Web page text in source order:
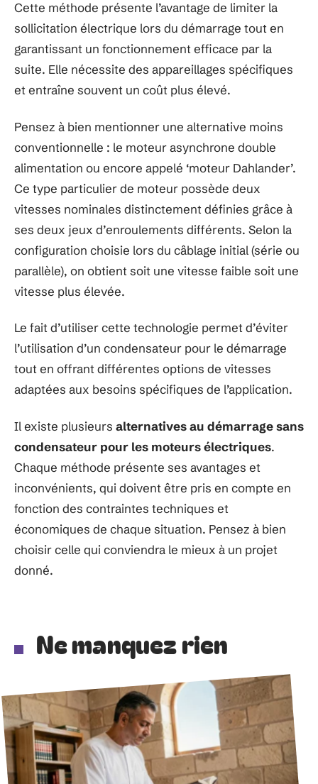
Cette méthode présente l’avantage de limiter la
sollicitation électrique lors du démarrage tout en
garantissant un fonctionnement efficace par la
suite. Elle nécessite des appareillages spécifiques
et entraîne souvent un coût plus élevé.
Pensez à bien mentionner une alternative moins
conventionnelle : le moteur asynchrone double
alimentation ou encore appelé ‘moteur Dahlander’.
Ce type particulier de moteur possède deux
vitesses nominales distinctement définies grâce à
ses deux jeux d’enroulements différents. Selon la
configuration choisie lors du câblage initial (série ou
parallèle), on obtient soit une vitesse faible soit une
vitesse plus élevée.
Le fait d’utiliser cette technologie permet d’éviter
l’utilisation d’un condensateur pour le démarrage
tout en offrant différentes options de vitesses
adaptées aux besoins spécifiques de l’application.
Il existe plusieurs alternatives au démarrage sans
condensateur pour les moteurs électriques.
Chaque méthode présente ses avantages et
inconvénients, qui doivent être pris en compte en
fonction des contraintes techniques et
économiques de chaque situation. Pensez à bien
choisir celle qui conviendra le mieux à un projet
donné.
Ne manquez rien